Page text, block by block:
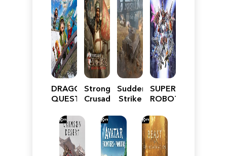
DRAGON
QUEST
Reimagined
Stronghold
Crusader:
Edition
Sudden
Strike
SUPER
ROBOT
Y